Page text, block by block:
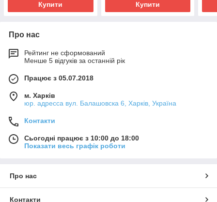
Купити Купити
Про нас
Рейтинг не сформований
Менше 5 відгуків за останній рік
Працює з 05.07.2018
м. Харків
юр. адресса вул. Балашовска 6, Харків, Україна
Контакти
Сьогодні працює з 10:00 до 18:00
Показати весь графік роботи
Про нас
Контакти